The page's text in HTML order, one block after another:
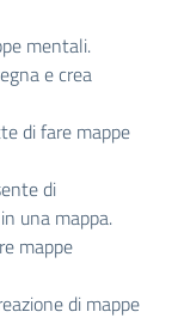
mentali.
e crea
di fare mappe
di
una mappa.
mappe
di mappe